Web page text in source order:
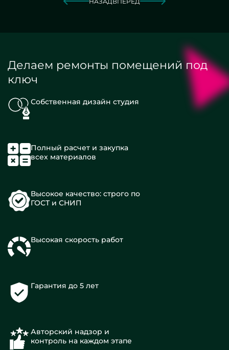
Делаем ремонты помещений под
ключ
Собственная дизайн студия
Полный расчет и закупка
всех материалов
Высокое качество: строго по
ГОСТ и СНИП
Высокая скорость работ
Гарантия до 5 лет
Авторский надзор и
контроль на каждом этапе